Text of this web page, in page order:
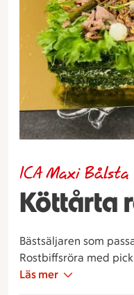
Köttårta
ICA Maxi Bålsta
Bästsäljaren som
Rostbiffsröra med
pepparrotsmajonnäs.
Läs mer